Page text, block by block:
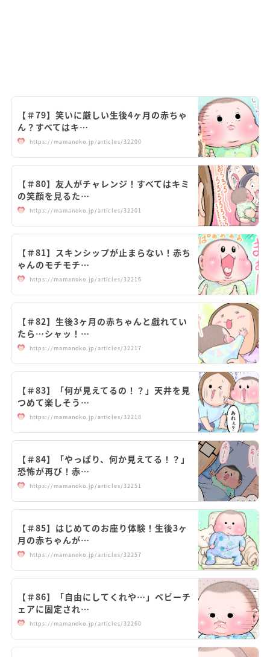
【＃79】笑いに厳しい生後4ヶ月の赤ちゃ
ん？すべてはキ…
https://mamanoko.jp/articles/32200
【＃80】友人がチャレンジ！すべてはキミ
の笑顔を見るた…
https://mamanoko.jp/articles/32201
【＃81】スキンシップが止まらない！赤ち
ゃんのモチモチ…
https://mamanoko.jp/articles/32216
【＃82】生後3ヶ月の赤ちゃんと戯れてい
たら…シャッ！…
https://mamanoko.jp/articles/32217
【＃83】「何が見えてるの！？」天井を見
つめて楽しそう…
https://mamanoko.jp/articles/32218
【＃84】「やっぱり、何か見えてる！？」
恐怖が再び！赤…
https://mamanoko.jp/articles/32251
【＃85】はじめてのお座り体験！生後3ヶ
月の赤ちゃんが…
https://mamanoko.jp/articles/32257
【＃86】「自由にしてくれや…」ベビーチ
ェアに固定され…
https://mamanoko.jp/articles/32260